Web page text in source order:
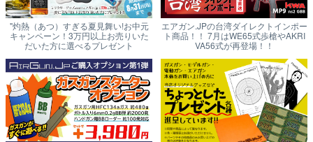
"灼熱（あつ）すぎる夏見舞い!お中元
キャンペーン！3万円以上お売りいた
だいた方に選べるプレゼント
エアガン.JPの台湾ダイレクトインポー
ト商品！！ 7月はWE65式歩槍やAKRI
VA56式が再登場！！